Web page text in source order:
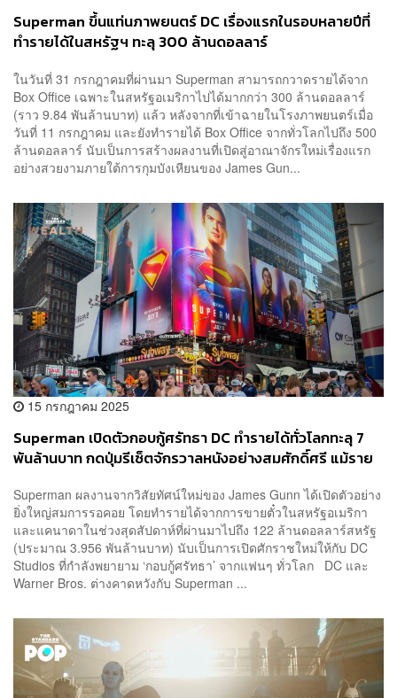
Superman ขึ้นแท่นภาพยนตร์ DC เรื่องแรกในรอบหลายปีที่
ทำรายได้ในสหรัฐฯ ทะลุ 300 ล้านดอลลาร์
ในวันที่ 31 กรกฎาคมที่ผ่านมา Superman สามารถกวาดรายได้จาก
Box Office เฉพาะในสหรัฐอเมริกาไปได้มากกว่า 300 ล้านดอลลาร์
(ราว 9.84 พันล้านบาท) แล้ว หลังจากที่เข้าฉายในโรงภาพยนตร์เมื่อ
วันที่ 11 กรกฎาคม และยังทำรายได้ Box Office จากทั่วโลกไปถึง 500
ล้านดอลลาร์ นับเป็นการสร้างผลงานที่เปิดสู่อาณาจักรใหม่เรื่องแรก
อย่างสวยงามภายใต้การกุมบังเหียนของ James Gun...
15 กรกฎาคม 2025
Superman เปิดตัวกอบกู้ศรัทธา DC ทำรายได้ทั่วโลกทะลุ 7
พันล้านบาท กดปุ่มรีเซ็ตจักรวาลหนังอย่างสมศักดิ์ศรี แม้ราย
Superman ผลงานจากวิสัยทัศน์ใหม่ของ James Gunn ได้เปิดตัวอย่าง
ยิ่งใหญ่สมการรอคอย โดยทำรายได้จากการขายตั๋วในสหรัฐอเมริกา
และแคนาดาในช่วงสุดสัปดาห์ที่ผ่านมาไปถึง 122 ล้านดอลลาร์สหรัฐ
(ประมาณ 3.956 พันล้านบาท) นับเป็นการเปิดศักราชใหม่ให้กับ DC
Studios ที่กำลังพยายาม ‘กอบกู้ศรัทธา’ จากแฟนๆ ทั่วโลก DC และ
Warner Bros. ต่างคาดหวังกับ Superman ...